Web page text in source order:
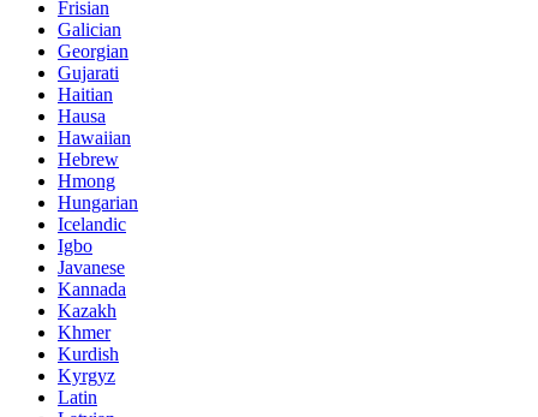
Frisian
Galician
Georgian
Gujarati
Haitian
Hausa
Hawaiian
Hebrew
Hmong
Hungarian
Icelandic
Igbo
Javanese
Kannada
Kazakh
Khmer
Kurdish
Kyrgyz
Latin